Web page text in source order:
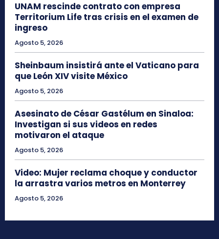
UNAM rescinde contrato con empresa
Territorium Life tras crisis en el examen de
ingreso
Agosto 5, 2026
Sheinbaum insistirá ante el Vaticano para
que León XIV visite México
Agosto 5, 2026
Asesinato de César Gastélum en Sinaloa:
Investigan si sus videos en redes
motivaron el ataque
Agosto 5, 2026
Video: Mujer reclama choque y conductor
la arrastra varios metros en Monterrey
Agosto 5, 2026